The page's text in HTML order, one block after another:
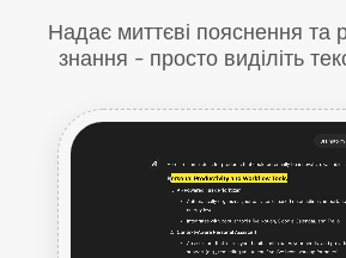
Надає миттєві пояснення та
знання - просто виділіть